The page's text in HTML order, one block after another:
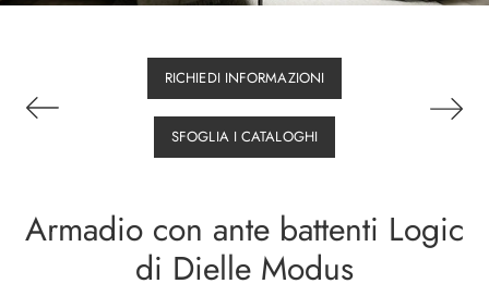
RICHIEDI INFORMAZIONI
SFOGLIA I CATALOGHI
Armadio con ante battenti Logic
di Dielle Modus